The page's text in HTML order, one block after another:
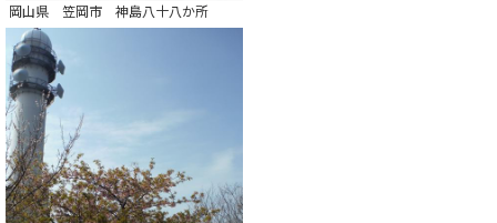
岡山県 笠岡市 神島八十八か所